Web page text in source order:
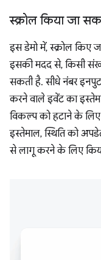
स्क्रोल किया जा
इस डेमो में, स्क्रोल किए
इसकी मदद से, किसी
सकती है. सीधे नंबर
करने वाले इवेंट का
विकल्प को हटाने के लिए
इस्तेमाल, स्थिति को
से लागू करने के लिए